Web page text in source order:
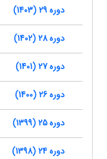
دوره 29 (1403)
دوره 28 (1402)
دوره 27 (1401)
دوره 26 (1400)
دوره 25 (1399)
دوره 24 (1398)